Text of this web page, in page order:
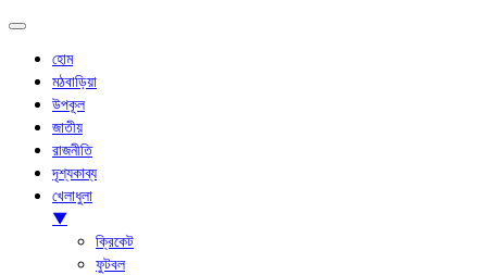
হোম
মঠবাড়িয়া
উপকূল
জাতীয়
রাজনীতি
দৃশ্যকাব্য
খেলাধুলা
▼
ক্রিকেট
ফুটবল